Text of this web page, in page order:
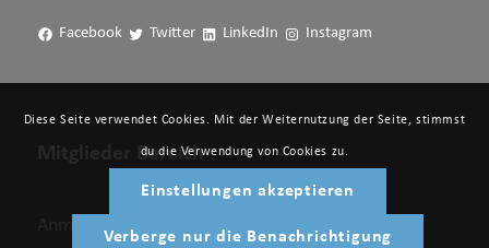
Facebook Twitter LinkedIn Instagram
Mitglieder Bereich
Diese Seite verwendet Cookies. Mit der Weiternutzung der Seite, stimmst
du die Verwendung von Cookies zu.
Einstellungen akzeptieren
Verberge nur die Benachrichtigung